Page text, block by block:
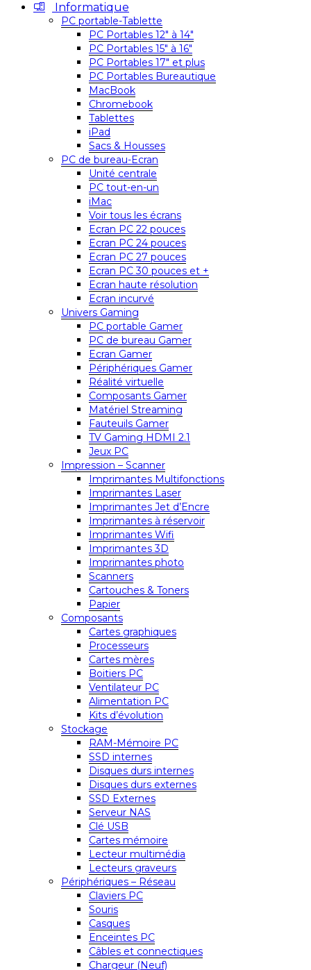
Informatique
PC portable-Tablette
PC Portables 12″ à 14″
PC Portables 15″ à 16″
PC Portables 17″ et plus
PC Portables Bureautique
MacBook
Chromebook
Tablettes
iPad
Sacs & Housses
PC de bureau-Ecran
Unité centrale
PC tout-en-un
iMac
Voir tous les écrans
Ecran PC 22 pouces
Ecran PC 24 pouces
Ecran PC 27 pouces
Ecran PC 30 pouces et +
Ecran haute résolution
Ecran incurvé
Univers Gaming
PC portable Gamer
PC de bureau Gamer
Ecran Gamer
Périphériques Gamer
Réalité virtuelle
Composants Gamer
Matériel Streaming
Fauteuils Gamer
TV Gaming HDMI 2.1
Jeux PC
Impression – Scanner
Imprimantes Multifonctions
Imprimantes Laser
Imprimantes Jet d’Encre
Imprimantes à réservoir
Imprimantes Wifi
Imprimantes 3D
Imprimantes photo
Scanners
Cartouches & Toners
Papier
Composants
Cartes graphiques
Processeurs
Cartes mères
Boitiers PC
Ventilateur PC
Alimentation PC
Kits d’évolution
Stockage
RAM-Mémoire PC
SSD internes
Disques durs internes
Disques durs externes
SSD Externes
Serveur NAS
Clé USB
Cartes mémoire
Lecteur multimédia
Lecteurs graveurs
Périphériques – Réseau
Claviers PC
Souris
Casques
Enceintes PC
Câbles et connectiques
Chargeur (Neuf)